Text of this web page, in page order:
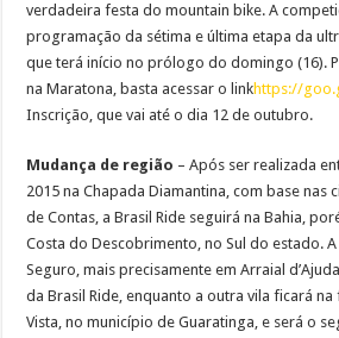
verdadeira festa do mountain bike. A
programação da sétima e última etapa da
que terá início no prólogo do domingo (16).
na Maratona, basta acessar o linkhttps://
Inscrição, que vai até o dia 12 de outubro.
Mudança de região – Após ser realizada
2015 na Chapada Diamantina, com base nas
de Contas, a Brasil Ride seguirá na Bahia,
Costa do Descobrimento, no Sul do estado.
Seguro, mais precisamente em Arraial
da Brasil Ride, enquanto a outra vila ficará
Vista, no município de Guaratinga, e será o